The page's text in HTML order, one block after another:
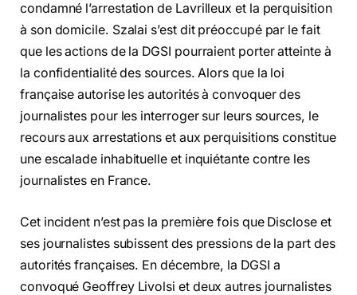
condamné l’arrestation de Lavrilleux et la perquisition
à son domicile. Szalai s’est dit préoccupé par le fait
que les actions de la DGSI pourraient porter atteinte à
la confidentialité des sources. Alors que la loi
française autorise les autorités à convoquer des
journalistes pour les interroger sur leurs sources, le
recours aux arrestations et aux perquisitions constitue
une escalade inhabituelle et inquiétante contre les
journalistes en France.
Cet incident n’est pas la première fois que Disclose et
ses journalistes subissent des pressions de la part des
autorités françaises. En décembre, la DGSI a
convoqué Geoffrey Livolsi et deux autres journalistes